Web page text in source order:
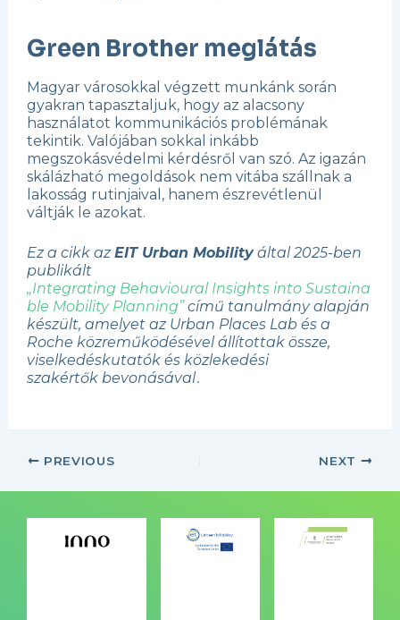
Green Brother meglátás
Magyar városokkal végzett munkánk során
gyakran tapasztaljuk, hogy az alacsony
használatot kommunikációs problémának
tekintik. Valójában sokkal inkább
megszokásvédelmi kérdésről van szó. Az igazán
skálázható megoldások nem vitába szállnak a
lakosság rutinjaival, hanem észrevétlenül
váltják le azokat.
Ez a cikk azEIT Urban Mobilityáltal 2025-ben
publikált
„Integrating Behavioural Insights into Sustaina
ble Mobility Planning”című tanulmány alapján
készült, amelyet az Urban Places Lab és a
Roche közreműködésével állítottak össze,
viselkedéskutatók és közlekedési
szakértők bevonásával .
PREVIOUS NEXT